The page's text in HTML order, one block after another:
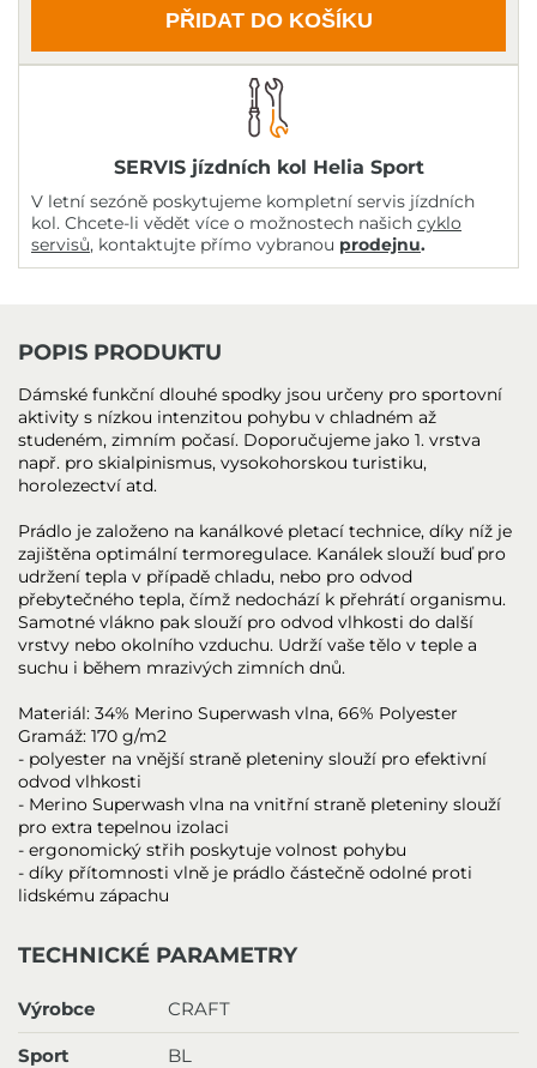
PŘIDAT DO KOŠÍKU
SERVIS jízdních kol Helia Sport
V letní sezóně poskytujeme kompletní servis jízdních
kol. Chcete-li vědět více o možnostech našich cyklo
servisů, kontaktujte přímo vybranou prodejnu.
POPIS PRODUKTU
Dámské funkční dlouhé spodky jsou určeny pro sportovní
aktivity s nízkou intenzitou pohybu v chladném až
studeném, zimním počasí. Doporučujeme jako 1. vrstva
např. pro skialpinismus, vysokohorskou turistiku,
horolezectví atd.
Prádlo je založeno na kanálkové pletací technice, díky níž je
zajištěna optimální termoregulace. Kanálek slouží buď pro
udržení tepla v případě chladu, nebo pro odvod
přebytečného tepla, čímž nedochází k přehrátí organismu.
Samotné vlákno pak slouží pro odvod vlhkosti do další
vrstvy nebo okolního vzduchu. Udrží vaše tělo v teple a
suchu i během mrazivých zimních dnů.
Materiál: 34% Merino Superwash vlna, 66% Polyester
Gramáž: 170 g/m2
- polyester na vnější straně pleteniny slouží pro efektivní
odvod vlhkosti
- Merino Superwash vlna na vnitřní straně pleteniny slouží
pro extra tepelnou izolaci
- ergonomický střih poskytuje volnost pohybu
- díky přítomnosti vlně je prádlo částečně odolné proti
lidskému zápachu
TECHNICKÉ PARAMETRY
Výrobce CRAFT
Sport BL